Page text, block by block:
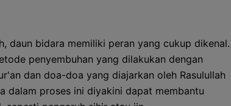
daun bidara memiliki peran yang cukup dikenal.
penyembuhan yang dilakukan dengan
dan doa-doa yang diajarkan oleh Rasulullah
dalam proses ini diyakini dapat membantu